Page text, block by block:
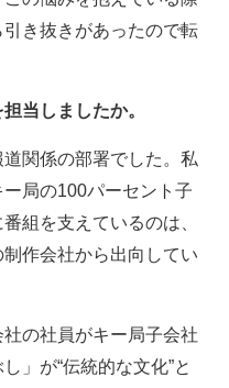
き抜きがあったので転
当しましたか。
関係の部署でした。私
局の100パーセント子
組を支えているのは、
作会社から出向してい
の社員がキー局子会社
」が“伝統的な文化”と